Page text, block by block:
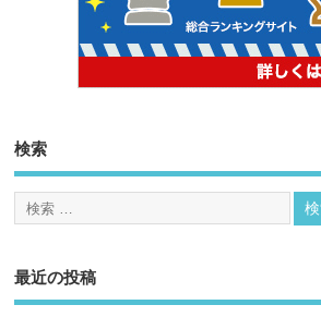
検索
最近の投稿